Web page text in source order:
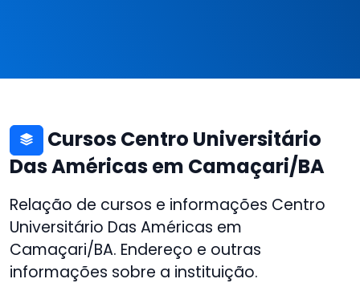
Cursos Centro Universitário
Das Américas em Camaçari/BA
Relação de cursos e informações Centro
Universitário Das Américas em
Camaçari/BA. Endereço e outras
informações sobre a instituição.